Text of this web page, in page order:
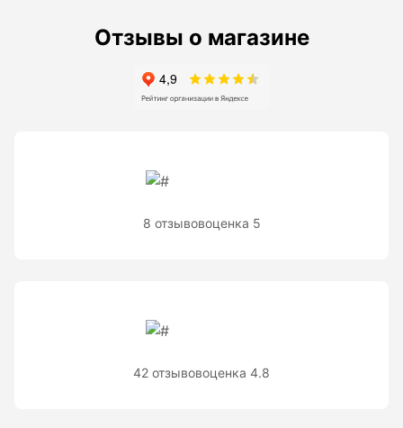
Отзывы о магазине
8 отзывовоценка 5
42 отзывовоценка 4.8